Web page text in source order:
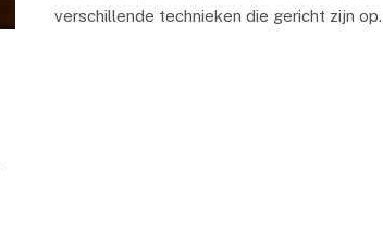
verschillende technieken die gericht zijn